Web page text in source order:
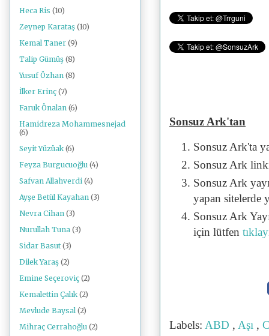
Sonsuz Ark'tan
Sonsuz Ark'ta
Sonsuz Ark
Sonsuz Ark
yapan sitelerde
Sonsuz Ark
için lütfen
Labels: ABD , Aşı ,
Heca Ris (10)
Zeynep Karataş (10)
Kemal Taner (9)
Talip Gümüş (8)
Yusuf Özhan (8)
İlker Erinç (7)
Faruk Önalan (6)
Hamidreza Mohammesnejad
(6)
Seyit Yüzüak (6)
Feyza Burgucuoğlu (4)
Safvan Allahverdi (4)
Ayşe Betül Kayahan (3)
Nevra Cihan (3)
Nurullah Tuna (3)
Sidar Basut (3)
Dilek Yaraş (2)
Emine Seçeroviç (2)
Kemalettin Çalık (2)
Mevlude Baysal (2)
Mihraç Cerrahoğlu (2)